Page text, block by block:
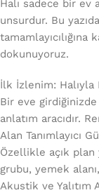
Halı sadece bir ev
unsurdur. Bu
dokunuyoruz.
İlk İzlenim: Halıyla
Bir eve
anlatım aracıdır.
Alan Tanımlayıcı
Özellikle açık plan
grubu, yemek
Akustik ve Yalıtım